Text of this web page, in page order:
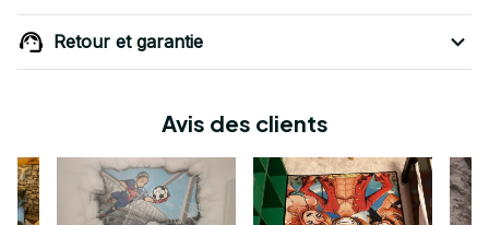
Retour et garantie
Avis des clients